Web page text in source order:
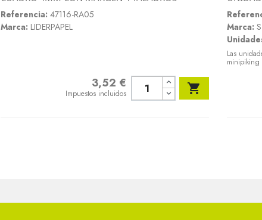
Referencia: 47116-RA05
Marca: LIDERPAPEL
3,52 €
Impuestos incluidos 
Marca:
Las
minipiking